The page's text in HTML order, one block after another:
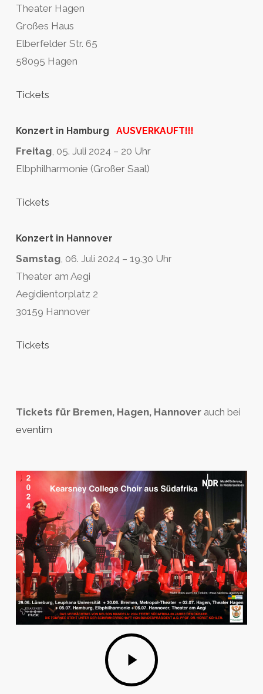
Theater Hagen
Großes Haus
Elberfelder Str. 65
58095 Hagen
Tickets
Konzert in Hamburg AUSVERKAUFT!!!
Freitag, 05. Juli 2024 – 20 Uhr
Elbphilharmonie (Großer Saal)
Tickets
Konzert in Hannover
Samstag, 06. Juli 2024 – 19.30 Uhr
Theater am Aegi
Aegidientorplatz 2
30159 Hannover
Tickets
Tickets für Bremen, Hagen, Hannoverauch bei
eventim
Play
Video